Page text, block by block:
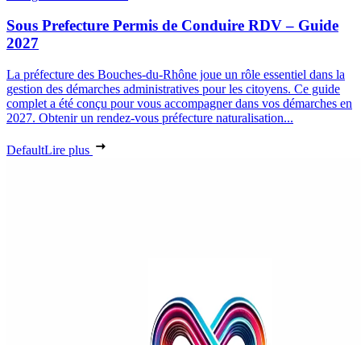
Sous Prefecture Permis de Conduire RDV – Guide
2027
La préfecture des Bouches-du-Rhône joue un rôle essentiel dans la
gestion des démarches administratives pour les citoyens. Ce guide
complet a été conçu pour vous accompagner dans vos démarches en
2027. Obtenir un rendez-vous préfecture naturalisation...
DefaultLire plus